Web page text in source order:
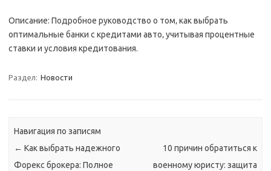
Описание: Подробное руководство о том‚ как выбрать
оптимальные банки с кредитами авто‚ учитывая процентные
ставки и условия кредитования.
Раздел: Новости
Навигация по записям
← Как выбрать надежного
Форекс брокера: Полное
10 причин обратиться к
военному юристу: защита